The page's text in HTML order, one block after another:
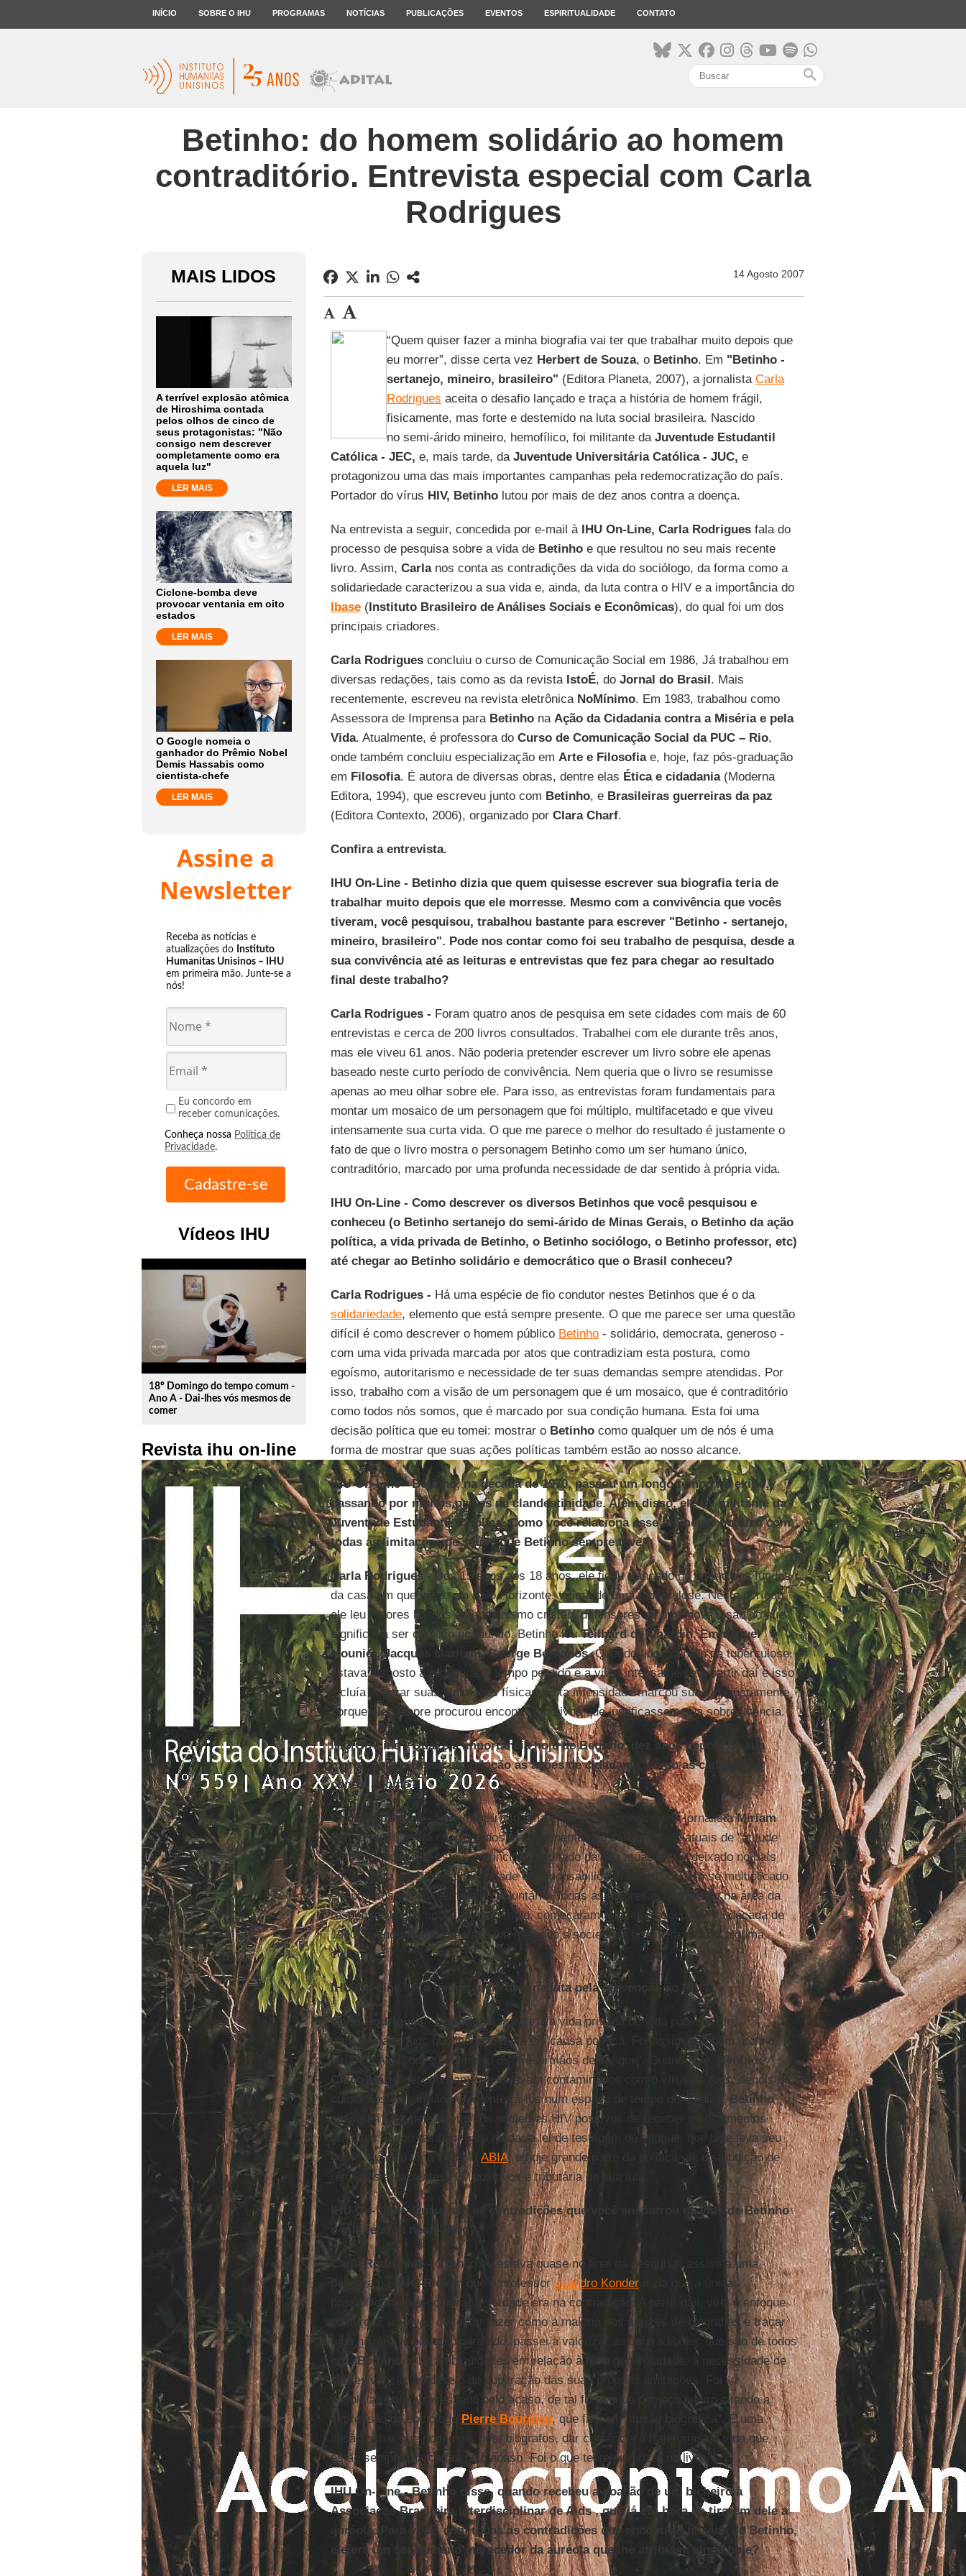
INÍCIO SOBRE O IHU PROGRAMAS NOTÍCIAS PUBLICAÇÕES EVENTOS ESPIRITUALIDADE CONTATO
search
Betinho: do homem solidário ao homem
contraditório. Entrevista especial com Carla
Rodrigues
MAIS LIDOS
A terrível explosão atômica
de Hiroshima contada
pelos olhos de cinco de
seus protagonistas: "Não
consigo nem descrever
completamente como era
aquela luz"
LER MAIS
Ciclone-bomba deve
provocar ventania em oito
estados
LER MAIS
O Google nomeia o
ganhador do Prêmio Nobel
Demis Hassabis como
cientista-chefe
LER MAIS
Assine a
Newsletter
Receba as notícias e
atualizações do Instituto
Humanitas Unisinos – IHU
em primeira mão. Junte-se a
nós!
Eu concordo em
receber comunicações.
Conheça nossa Política de
Privacidade.
Vídeos IHU
play_circle_outline
18º Domingo do tempo comum -
Ano A - Dai-lhes vós mesmos de
comer
Revista ihu on-line
14 Agosto 2007
“Quem quiser fazer a minha biografia vai ter que trabalhar muito depois que
eu morrer”, disse certa vez Herbert de Souza, o Betinho. Em "Betinho -
sertanejo, mineiro, brasileiro" (Editora Planeta, 2007), a jornalista Carla
Rodrigues aceita o desafio lançado e traça a história de homem frágil,
fisicamente, mas forte e destemido na luta social brasileira. Nascido
no semi-árido mineiro, hemofílico, foi militante da Juventude Estudantil
Católica - JEC, e, mais tarde, da Juventude Universitária Católica - JUC, e
protagonizou uma das mais importantes campanhas pela redemocratização do país.
Portador do vírus HIV, Betinho lutou por mais de dez anos contra a doença.
Na entrevista a seguir, concedida por e-mail à IHU On-Line, Carla Rodriguesfala do
processo de pesquisa sobre a vida de Betinhoe que resultou no seu mais recente
livro. Assim, Carla nos conta as contradições da vida do sociólogo, da forma como a
solidariedade caracterizou a sua vida e, ainda, da luta contra o HIV e a importância do
Ibase(Instituto Brasileiro de Análises Sociais e Econômicas), do qual foi um dos
principais criadores.
Carla Rodriguesconcluiu o curso de Comunicação Social em 1986, Já trabalhou em
diversas redações, tais como as da revista IstoÉ, do Jornal do Brasil. Mais
recentemente, escreveu na revista eletrônica NoMínimo. Em 1983, trabalhou como
Assessora de Imprensa para Betinhona Ação da Cidadania contra a Miséria e pela
Vida. Atualmente, é professora do Curso de Comunicação Social da PUC – Rio,
onde também concluiu especialização em Arte e Filosofiae, hoje, faz pós-graduação
em Filosofia. É autora de diversas obras, dentre elas Ética e cidadania(Moderna
Editora, 1994), que escreveu junto com Betinho, e Brasileiras guerreiras da paz
(Editora Contexto, 2006), organizado por Clara Charf.
Confira a entrevista.
IHU On-Line - Betinho dizia que quem quisesse escrever sua biografia teria de
trabalhar muito depois que ele morresse. Mesmo com a convivência que vocês
tiveram, você pesquisou, trabalhou bastante para escrever "Betinho - sertanejo,
mineiro, brasileiro". Pode nos contar como foi seu trabalho de pesquisa, desde a
sua convivência até as leituras e entrevistas que fez para chegar ao resultado
final deste trabalho?
Carla Rodrigues - Foram quatro anos de pesquisa em sete cidades com mais de 60
entrevistas e cerca de 200 livros consultados. Trabalhei com ele durante três anos,
mas ele viveu 61 anos. Não poderia pretender escrever um livro sobre ele apenas
baseado neste curto período de convivência. Nem queria que o livro se resumisse
apenas ao meu olhar sobre ele. Para isso, as entrevistas foram fundamentais para
montar um mosaico de um personagem que foi múltiplo, multifacetado e que viveu
intensamente sua curta vida. O que me parece o melhor do resultado é justamente o
fato de que o livro mostra o personagem Betinho como um ser humano único,
contraditório, marcado por uma profunda necessidade de dar sentido à própria vida.
IHU On-Line - Como descrever os diversos Betinhos que você pesquisou e
conheceu (o Betinho sertanejo do semi-árido de Minas Gerais, o Betinho da ação
política, a vida privada de Betinho, o Betinho sociólogo, o Betinho professor, etc)
até chegar ao Betinho solidário e democrático que o Brasil conheceu?
Carla Rodrigues - Há uma espécie de fio condutor nestes Betinhos que é o da
solidariedade, elemento que está sempre presente. O que me parece ser uma questão
difícil é como descrever o homem público Betinho- solidário, democrata, generoso -
com uma vida privada marcada por atos que contradiziam esta postura, como
egoísmo, autoritarismo e necessidade de ter suas demandas sempre atendidas. Por
isso, trabalho com a visão de um personagem que é um mosaico, que é contraditório
como todos nós somos, que é marcado por sua condição humana. Esta foi uma
decisão política que eu tomei: mostrar o Betinhocomo qualquer um de nós é uma
forma de mostrar que suas ações políticas também estão ao nosso alcance.
IHU On-Line - Betinho, na década de 1970, passou um longo tempo no exílio,
passando por muitos países na clandestinidade. Além disso, ele foi militante da
Juventude Estudantil Católica. Como você relaciona esse momento político com
todas as limitações de saúde que Betinho sempre teve?
Carla Rodrigues -Dos 15 anos aos 18 anos, ele ficou trancado no quarto dos fundos
da casa em que vivia, em Belo Horizonte, vítima de uma tuberculose. Neste período,
ele leu autores ligados ao humanismo cristão, defensores de uma nova visão do que
significava ser católico no mundo. Betinho leuTeilhard de Chardin,Emmanuel
Mounier,Jacques Maritain, George Bernanos.Quando ficou curado da tuberculose,
estava disposto a recuperar o tempo perdido e a viver intensamente a partir daí e isso
incluía superar suas limitações físicas. Esta intensidade marcou sua vida justamente
porque ele sempre procurou encontrar motivos que justificassem sua sobrevivência.
IHU On-Line - Qual é a importância hoje de Betinho, dez anos depois de sua
morte, para o Brasil em relação às ações de cidadania, como as campanhas
contra a fome?
Carla Rodrigues - No livro, eu cito uma expressão cunhada pela jornalistaMiriam
Leitão, em que ela chama todos os movimentos de solidariedade atuais de "atitude
Betinho". Acho que este é o principal resultado da sua atuação: ter deixado no país
uma cultura de ética, solidariedade e responsabilidade social que tem se multiplicado
em projetos sociais e trabalho voluntário. Todas as empresas que atuam na área da
responsabilidade social, por exemplo, começaram a fazer isso a partir da década de
1990, quandoBetinhoestava interpelando a sociedade brasileira a fazer alguma
coisa.
IHU On-Line - E a importância dele na luta pela prevenção ao HIV?
Carla Rodrigues - Betinho não separava vida privada de vida pública. Ele
transformava tudo que lhe acontecia em causa política. Foi assim, também, com o
vírus da Aids, que contaminou os "três irmãos de sangue". Quando ele,
Henfil e
Chico Mário
descobriram que estavam contaminados com o vírus da Aids, depois de
cuidar dos dois irmãos e de enterrá-los num espaço de tempo de 40 dias, Betinho
passou a lutar pelo direito dos pacientes HIV positivos de receber medicamentos
gratuitos. Lutou também para mudar a lei de testagem de sangue, que hoje leva seu
nome. Fundou uma ONG, a ABIA, e hoje grande parte da política de distribuição de
remédios a pacientes HIV positivos é tributária da sua luta.
IHU On-Line - Quais são as contradições que você encontrou na vida de Betinho
e que relatou neste livro?
Carla Rodrigues - Quando eu estava quase no final da pesquisa, assisti a uma
palestra na
PUC-Rio em que o professorLeandro Konderdizia que a única
possibilidade de encontrar a verdade era na contradição. A partir dali, virei o enfoque
do livro e, ao invés de tentar fazer como a maioria dos autores de biografias e traçar
uma história linear do biografado, passei a valorizar as contradições, que são de todos
nós.Betinho
tinha ambigüidades em relação à fé, à generosidade, à necessidade de
sobrevivência, ao desejo de superação das suas próprias limitações. Foi
absolutamente atravessado pelo acaso, de tal forma que começo o livro citando a
expressão do sociólogo Pierre Bourdieu, que fala em "ilusão biográfica". É uma
ilusão achar que podemos, nós, biógrafos, dar coerência a trajetórias de vida que
estão sempre marcadas pelo acaso. Foi o que tentei valorizar no livro.
IHU On-Line - Betinho disse, quando recebeu a doação de um bicheiro à
Associação Brasileira Interdisciplinar de Aids , que já era hora de tirarem dele a
auréola. Para você, com todas as contradições que encontrou na vida de Betinho,
ele era um ser humano merecedor da auréola que lhe atribuem ainda hoje?